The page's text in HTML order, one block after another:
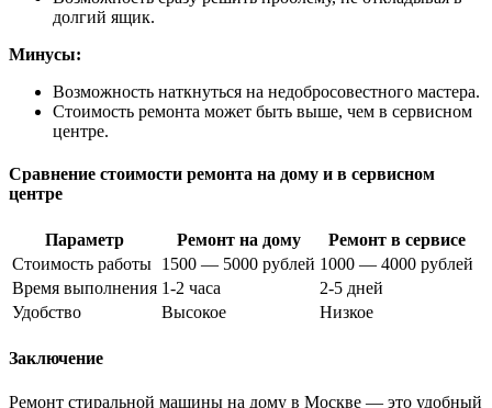
долгий ящик.
Минусы:
Возможность наткнуться на недобросовестного мастера.
Стоимость ремонта может быть выше, чем в сервисном
центре.
Сравнение стоимости ремонта на дому и в сервисном
центре
Параметр Ремонт на дому
Ремонт в сервисе
Стоимость работы 1500 — 5000 рублей 1000 — 4000 рублей
Время выполнения 1-2 часа
2-5 дней
Удобство
Высокое Низкое
Заключение
Ремонт стиральной машины на дому в Москве — это удобный